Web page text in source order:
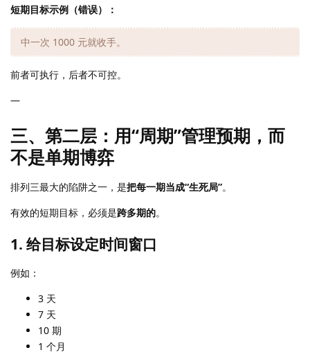
短期目标示例（错误）：
中一次 1000 元就收手。
前者可执行，后者不可控。
—
三、第二层：用“周期”管理预期，而
不是单期博弈
排列三最大的陷阱之一，是把每一期当成“生死局”。
有效的短期目标，必须是跨多期的。
1. 给目标设定时间窗口
例如：
3 天
7 天
10 期
1 个月